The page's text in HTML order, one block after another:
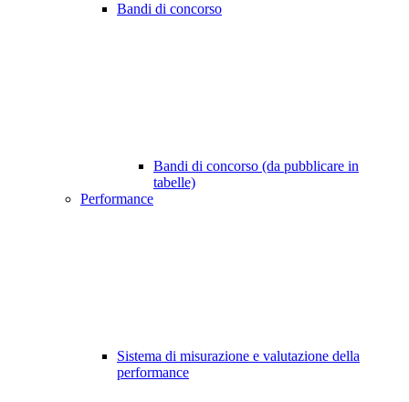
Bandi di concorso
Bandi di concorso (da pubblicare in
tabelle)
Performance
Sistema di misurazione e valutazione della
performance